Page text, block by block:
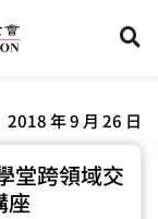
2018 年 9 月 26 日
堂跨領域交
座